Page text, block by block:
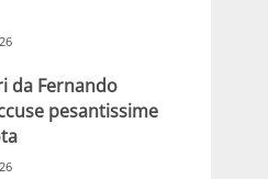
da Fernando
pesantissime